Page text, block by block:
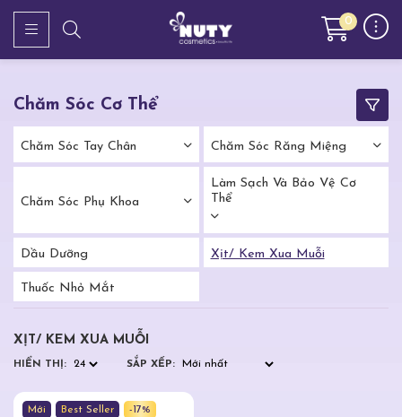
0
Chăm Sóc Cơ Thể
Chăm Sóc Tay Chân Chăm Sóc Răng Miệng
Chăm Sóc Phụ Khoa
Làm Sạch Và Bảo Vệ Cơ
Thể
Dầu Dưỡng Xịt/ Kem Xua Muỗi
Thuốc Nhỏ Mắt
XỊT/ KEM XUA MUỖI
HIỂN THỊ: SẮP XẾP:
Mới Best Seller -17%